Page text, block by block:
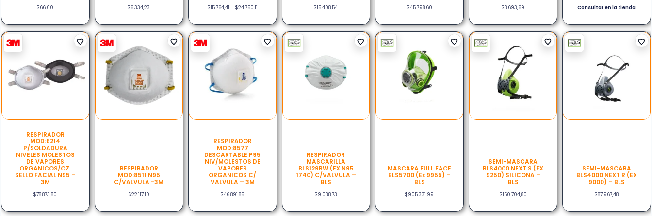
$66,00 $6.334,23 $15.764,41 – $24.750,11 $15.408,54 $45.798,60 $8.693,69 Consultar en la tienda
RESPIRADOR
MOD:8214
P/SOLDADURA
NIVELES MOLESTOS
DE VAPORES
ORGANICOS/OZ.
SELLO FACIAL N95 –
3M
$78.873,80
RESPIRADOR
MOD:8511 N95
C/VALVULA -3M
$22.117,10
RESPIRADOR
MOD:8577
DESCARTABLE P95
NIV/MOLESTOS DE
VAPORES
ORGANICOS C/
VALVULA – 3M
$46.891,85
RESPIRADOR
MASCARILLA
BLS129BW (EX N95
1740) C/VALVULA –
BLS
$9.038,73
MASCARA FULL FACE
BLS5700 (ex 9955) –
BLS
$905.331,99
SEMI-MASCARA
BLS4000 NEXT S (EX
9250) SILICONA –
BLS
$150.704,80
SEMI-MASCARA
BLS4000 NEXT R (EX
9000) – BLS
$87.967,48